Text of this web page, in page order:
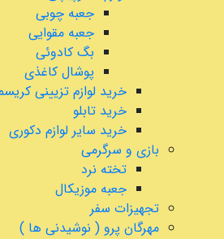
جعبه چوبی
جعبه مقوایی
بگ کادوئی
پوشال کاغذی
خرید لوازم تزیینی
خرید تابلو
خرید سایر لوازم دکوری
بازی و سرگرمی
تخته نرد
جعبه موزیکال
تجهیزات سفر
مهرگان پرو ( نوشیدنی ها )